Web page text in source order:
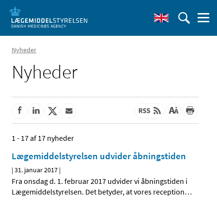
Nyheder
Nyheder
1 - 17 af 17 nyheder
Lægemiddelstyrelsen udvider åbningstiden
|31. januar 2017 |
Fra onsdag d. 1. februar 2017 udvider vi åbningstiden i
Lægemiddelstyrelsen. Det betyder, at vores reception…